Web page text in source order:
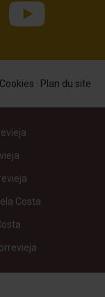
Cookies · Plan du site
Costa